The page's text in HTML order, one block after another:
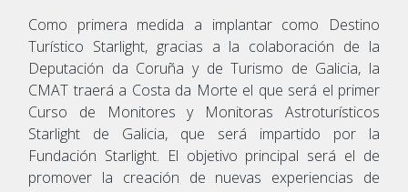
Como primera medida a implantar como Destino
Turístico Starlight, gracias a la colaboración de la
Deputación da Coruña y de Turismo de Galicia, la
CMAT traerá a Costa da Morte el que será el primer
Curso de Monitores y Monitoras Astroturísticos
Starlight de Galicia, que será impartido por la
Fundación Starlight. El objetivo principal será el de
promover la creación de nuevas experiencias de